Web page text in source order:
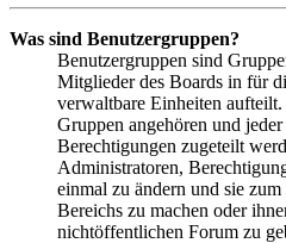
Was sind Benutzergruppen?
Benutzergruppen sind
Mitglieder des Boards in für
verwaltbare Einheiten
Gruppen angehören und
Berechtigungen zugeteilt
Administratoren,
einmal zu ändern und sie
Bereichs zu machen oder
nichtöffentlichen Forum zu